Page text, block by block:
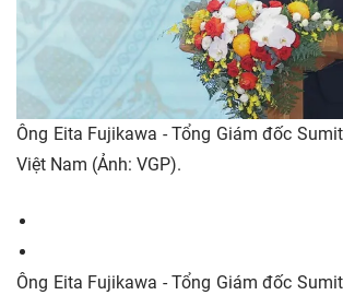
Ông Eita Fujikawa - Tổng Giám đốc
Việt Nam (Ảnh: VGP).
Ông Eita Fujikawa - Tổng Giám đốc